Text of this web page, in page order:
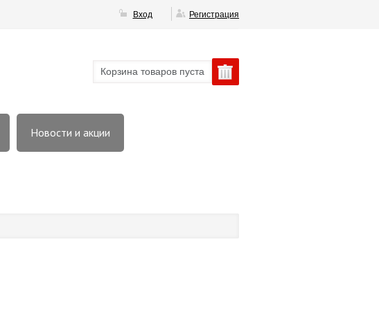
Вход Регистрация
Корзина товаров пуста
Новости и акции